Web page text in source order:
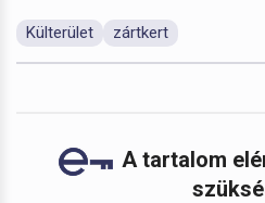
Külterület zártkert
A tartalom